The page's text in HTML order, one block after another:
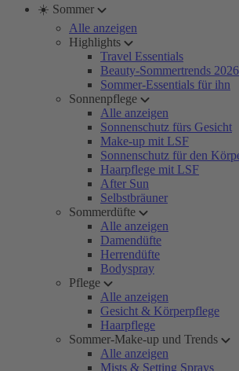
☀️ Sommer
Alle anzeigen
Highlights
Travel Essentials
Beauty-Sommertrends 2026
Sommer-Essentials für ihn
Sonnenpflege
Alle anzeigen
Sonnenschutz fürs Gesicht
Make-up mit LSF
Sonnenschutz für den
Haarpflege mit LSF
After Sun
Selbstbräuner
Sommerdüfte
Alle anzeigen
Damendüfte
Herrendüfte
Bodyspray
Pflege
Alle anzeigen
Gesicht & Körperpflege
Haarpflege
Sommer-Make-up und Trends
Alle anzeigen
Mists & Setting Sprays